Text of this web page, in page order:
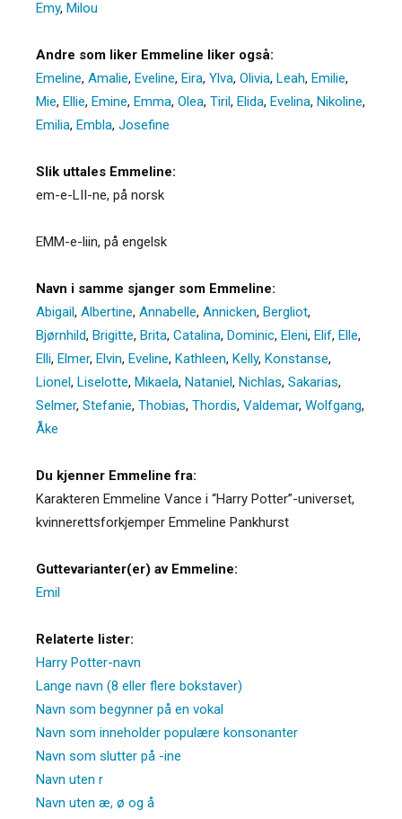
Emy, Milou
Andre som liker Emmeline liker også:
Emeline, Amalie, Eveline, Eira, Ylva, Olivia, Leah, Emilie,
Mie, Ellie, Emine, Emma, Olea, Tiril, Elida, Evelina, Nikoline,
Emilia, Embla, Josefine
Slik uttales Emmeline:
em-e-LII-ne, på norsk
EMM-e-liin, på engelsk
Navn i samme sjanger som Emmeline:
Abigail, Albertine, Annabelle, Annicken, Bergliot,
Bjørnhild, Brigitte, Brita, Catalina, Dominic, Eleni, Elif, Elle,
Elli, Elmer, Elvin, Eveline, Kathleen, Kelly, Konstanse,
Lionel, Liselotte, Mikaela, Nataniel, Nichlas, Sakarias,
Selmer, Stefanie, Thobias, Thordis, Valdemar, Wolfgang,
Åke
Du kjenner Emmeline fra:
Karakteren Emmeline Vance i “Harry Potter”-universet,
kvinnerettsforkjemper Emmeline Pankhurst
Guttevarianter(er) av Emmeline:
Emil
Relaterte lister:
Harry Potter-navn
Lange navn (8 eller flere bokstaver)
Navn som begynner på en vokal
Navn som inneholder populære konsonanter
Navn som slutter på -ine
Navn uten r
Navn uten æ, ø og å